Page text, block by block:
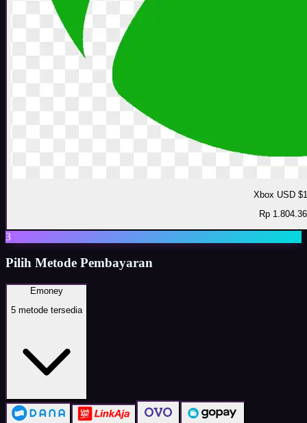
Xbox USD
Rp
3
Pilih Metode Pembayaran
Emoney
5 metode tersedia